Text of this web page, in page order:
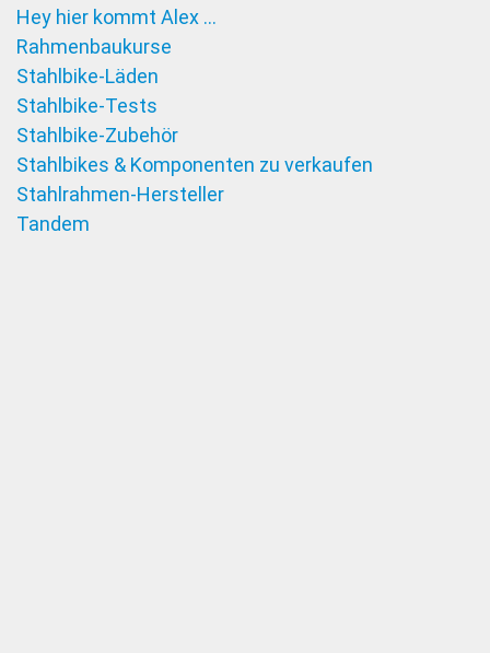
Hey hier kommt Alex …
Rahmenbaukurse
Stahlbike-Läden
Stahlbike-Tests
Stahlbike-Zubehör
Stahlbikes & Komponenten zu verkaufen
Stahlrahmen-Hersteller
Tandem